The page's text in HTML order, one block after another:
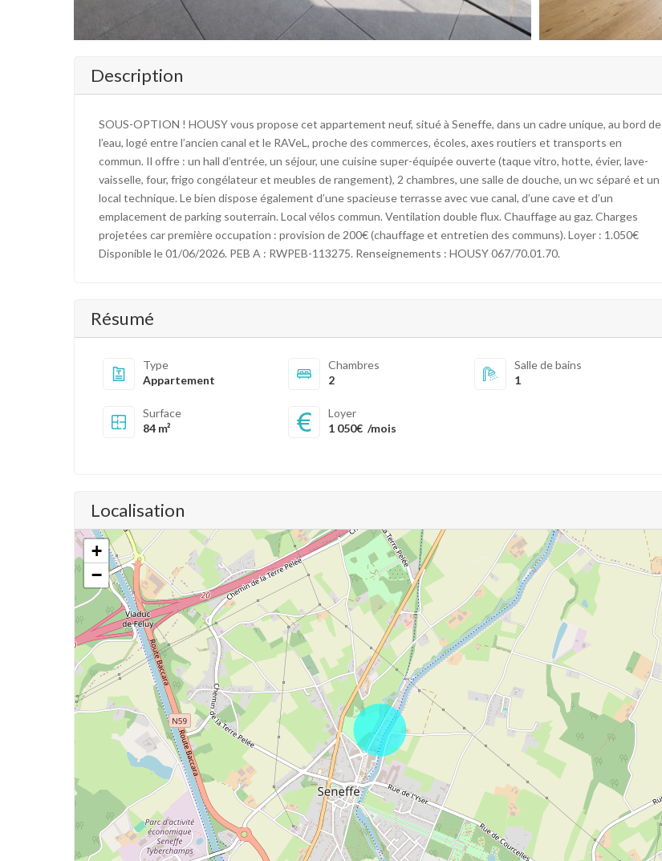
Description
SOUS-OPTION ! HOUSY vous propose cet appartement neuf, situé à Seneffe, dans un cadre unique, au bord de
l’eau, logé entre l’ancien canal et le RAVeL, proche des commerces, écoles, axes routiers et transports en
commun. Il offre : un hall d’entrée, un séjour, une cuisine super-équipée ouverte (taque vitro, hotte, évier, lave-
vaisselle, four, frigo congélateur et meubles de rangement), 2 chambres, une salle de douche, un wc séparé et un
local technique. Le bien dispose également d’une spacieuse terrasse avec vue canal, d’une cave et d’un
emplacement de parking souterrain. Local vélos commun. Ventilation double flux. Chauffage au gaz. Charges
projetées car première occupation : provision de 200€ (chauffage et entretien des communs). Loyer : 1.050€
Disponible le 01/06/2026. PEB A : RWPEB-113275. Renseignements : HOUSY 067/70.01.70.
Résumé
Type
Appartement
Chambres
2
Salle de bains
1
Surface
84 m²
Loyer
1 050€ /mois
Localisation
+
−